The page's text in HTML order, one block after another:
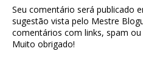
Seu comentário será publicado
sugestão vista pelo Mestre
comentários com links, spam
Muito obrigado!